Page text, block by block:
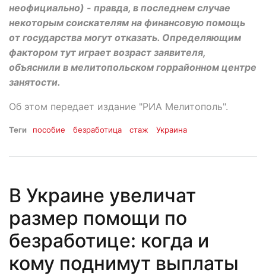
неофициально) - правда, в последнем случае
некоторым соискателям на финансовую помощь
от государства могут отказать. Определяющим
фактором тут играет возраст заявителя,
объяснили в мелитопольском горрайонном центре
занятости.
Об этом передает издание "РИА Мелитополь".
Теги пособие безработица стаж Украина
В Украине увеличат
размер помощи по
безработице: когда и
кому поднимут выплаты